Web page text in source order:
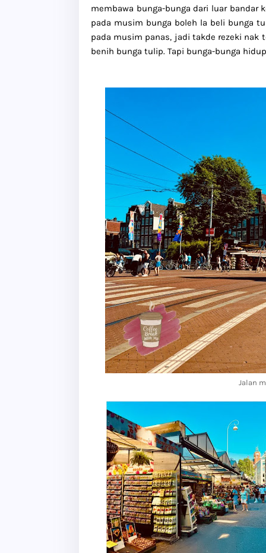
membawa bunga-bunga dari luar bandar
pada musim bunga boleh la beli bunga
pada musim panas, jadi takde rezeki nak
benih bunga tulip. Tapi bunga-bunga
Jalan